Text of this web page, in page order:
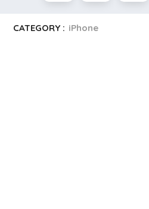
CATEGORY : iPhone